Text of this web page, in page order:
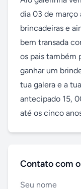
dia 03 de março
brincadeiras e
bem transada
os pais também
ganhar um
tua galera e a
antecipado 15,
até os cinco
Contato com